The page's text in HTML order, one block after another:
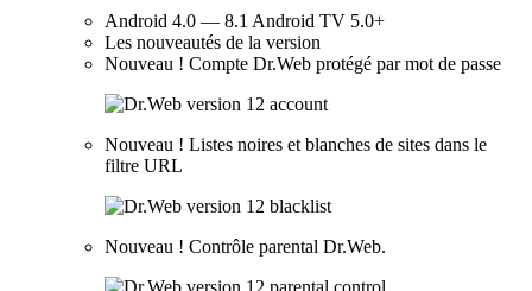
Android 4.0 — 8.1 Android TV 5.0+
Les nouveautés de la version
Nouveau ! Compte Dr.Web protégé par mot de passe
Nouveau ! Listes noires et blanches de sites dans le
filtre URL
Nouveau ! Contrôle parental Dr.Web.